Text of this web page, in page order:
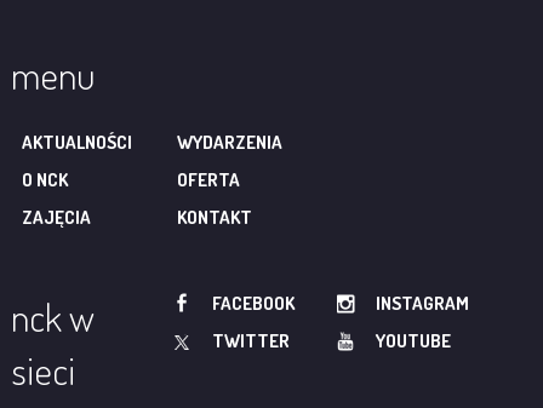
menu
AKTUALNOŚCI
WYDARZENIA
O NCK
OFERTA
ZAJĘCIA
KONTAKT
nck w
sieci
FACEBOOK
INSTAGRAM
TWITTER
YOUTUBE